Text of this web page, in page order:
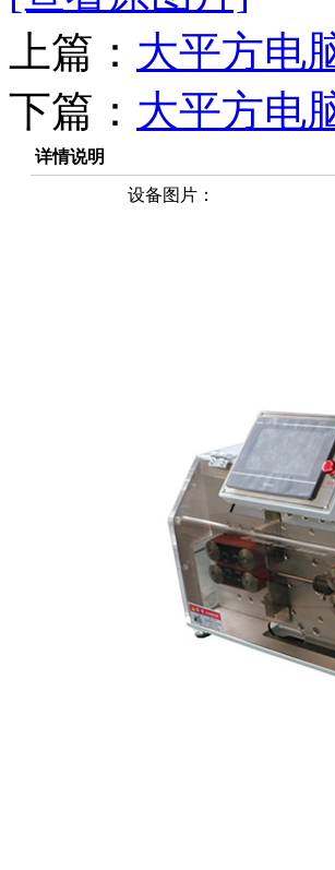
上篇： 大平方电
下篇： 大平方电
详情说明
设备图片：